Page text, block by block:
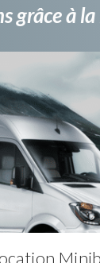
grâce à